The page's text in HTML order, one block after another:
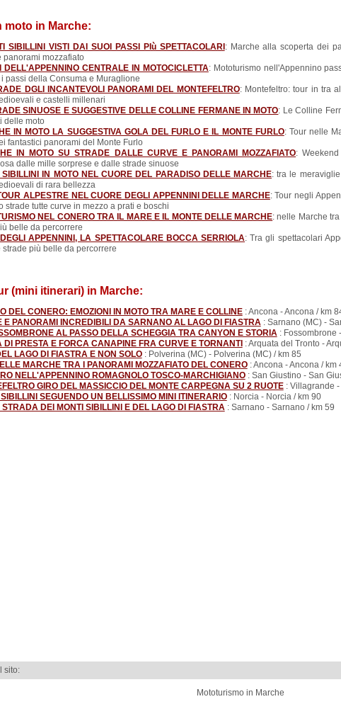
moto in Marche:
SIBILLINI VISTI DAI SUOI PASSI PIù SPETTACOLARI : Marche alla scoperta dei
panorami mozzafiato
DELL'APPENNINO CENTRALE IN MOTOCICLETTA: Mototurismo nell'Appennino
passi della Consuma e Muraglione
DGLI INCANTEVOLI PANORAMI DEL MONTEFELTRO: Montefeltro: tour in tra
e castelli millenari
SINUOSE E SUGGESTIVE DELLE COLLINE FERMANE IN MOTO: Le Colline
delle moto
IN MOTO LA SUGGESTIVA GOLA DEL FURLO E IL MONTE FURLO: Tour nelle
fantastici panorami del Monte Furlo
IN MOTO SU STRADE DALLE CURVE E PANORAMI MOZZAFIATO:
dalle mille sorprese e dalle strade sinuose
SIBILLINI IN MOTO NEL CUORE DEL PARADISO DELLE MARCHE: tra le
di rara bellezza
ALPESTRE NEL CUORE DEGLI APPENNINI DELLE MARCHE: Tour negli
strade tutte curve in mezzo a prati e boschi
NEL CONERO TRA IL MARE E IL MONTE DELLE MARCHE: nelle Marche
belle da percorrere
APPENNINI, LA SPETTACOLARE BOCCA SERRIOLA: Tra gli spettacolari
strade più belle da percorrere
(mini itinerari) in Marche:
DEL CONERO: EMOZIONI IN MOTO TRA MARE E COLLINE: Ancona - Ancona / km
E PANORAMI INCREDIBILI DA SARNANO AL LAGO DI FIASTRA: Sarnano (MC) -
AL PASSO DELLA SCHEGGIA TRA CANYON E STORIA: Fossombrone
DI PRESTA E FORCA CANAPINE FRA CURVE E TORNANTI : Arquata del Tronto -
LAGO DI FIASTRA E NON SOLO: Polverina (MC) - Polverina (MC) / km 85
MARCHE TRA I PANORAMI MOZZAFIATO DEL CONERO: Ancona - Ancona / km
NELL'APPENNINO ROMAGNOLO TOSCO-MARCHIGIANO: San Giustino - San
GIRO DEL MASSICCIO DEL MONTE CARPEGNA SU 2 RUOTE: Villagrande -
SIBILLINI SEGUENDO UN BELLISSIMO MINI ITINERARIO: Norcia - Norcia / km 90
DEI MONTI SIBILLINI E DEL LAGO DI FIASTRA: Sarnano - Sarnano / km 59
sito:
Mototurismo in Marche